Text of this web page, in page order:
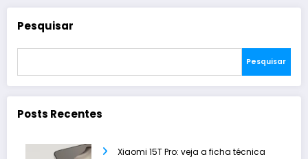
Pesquisar
Pesquisar
Posts Recentes
Xiaomi 15T Pro: veja a ficha técnica